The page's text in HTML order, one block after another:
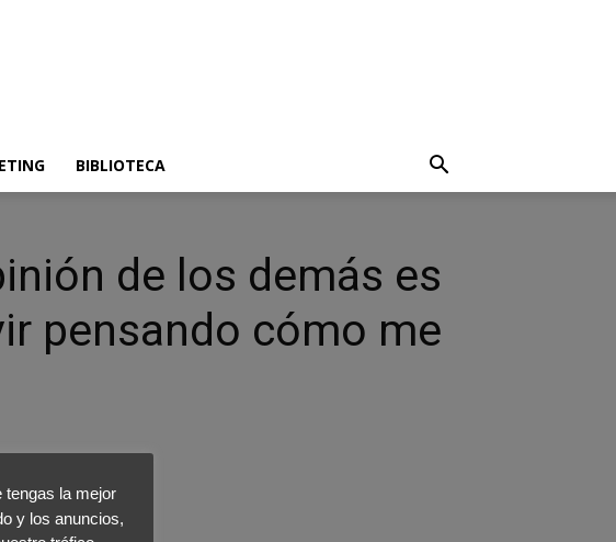
BIBLIOTECA
de los demás es
pensando cómo me
tengas la mejor
y los anuncios,